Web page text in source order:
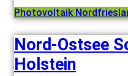
Photovoltaik
Nord-Ostsee
Holstein